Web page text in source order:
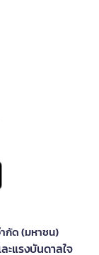
กัด (มหาชน)
ะแรงบันดาลใจ